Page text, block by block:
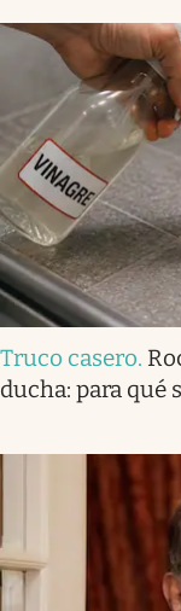
Truco casero.
ducha: para qué